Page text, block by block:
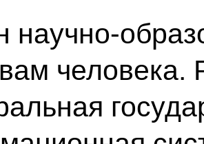
научно-